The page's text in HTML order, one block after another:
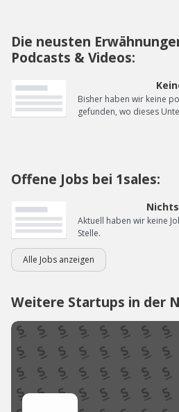
Die neusten
Podcasts & Videos:
Bisher haben wir keine
gefunden, wo dieses
Offene Jobs bei 1sales:
Aktuell haben wir keine
Stelle.
Alle Jobs anzeigen
Weitere Startups in der